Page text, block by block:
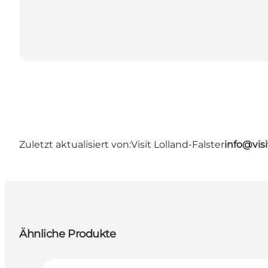
Zuletzt aktualisiert von:Visit Lolland-Falster
Ähnliche Produkte